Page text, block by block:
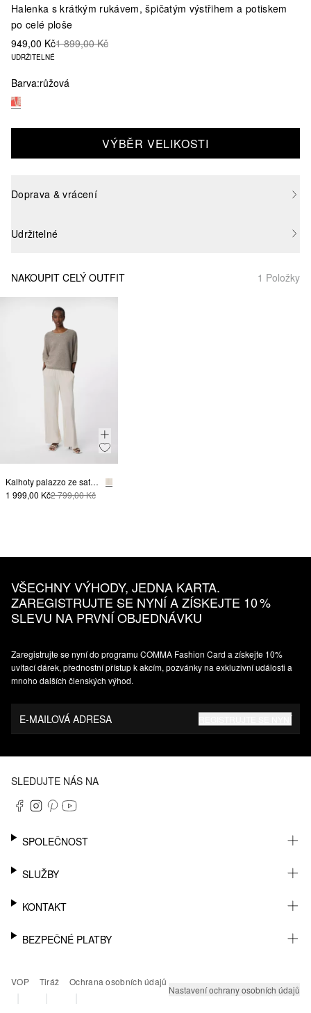
Halenka s krátkým rukávem, špičatým výstřihem a potiskem
po celé ploše
949,00 Kč1 899,00 Kč
UDRŽITELNÉ
Barva:růžová
VÝBĚR VELIKOSTI
Doprava & vrácení
Udržitelné
NAKOUPIT CELÝ OUTFIT 1 Položky
Kalhoty palazzo ze saténu, se střihem Relaxed Fit
1 999,00 Kč2 799,00 Kč
VŠECHNY VÝHODY, JEDNA KARTA.
ZAREGISTRUJTE SE NYNÍ A ZÍSKEJTE 10 %
SLEVU NA PRVNÍ OBJEDNÁVKU
Zaregistrujte se nyní do programu COMMA Fashion Card a získejte 10%
uvítací dárek, přednostní přístup k akcím, pozvánky na exkluzivní události a
mnoho dalších členských výhod.
E-MAILOVÁ ADRESA
SLEDUJTE NÁS NA
SPOLEČNOST
KARIÉRA
SLUŽBY
NEWSLETTER
SEZNAM PŘÁNÍ
ČASTÉ OTÁZKY
KONTAKT
PODPORA
BEZPEČNÉ PLATBY
KLARNA
VOP
|
Tiráž
|
Ochrana osobních údajů
| Nastavení ochrany osobních údajů